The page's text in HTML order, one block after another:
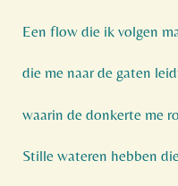
Een flow die ik volgen
die me naar de gaten
waarin de donkerte me
Stille wateren hebben